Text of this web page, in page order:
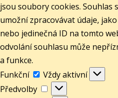
jsou soubory cookies. Souhlas
umožní zpracovávat údaje,
nebo jedinečná ID na tomto
odvolání souhlasu může
a funkce.
Funkční
Funkční
Vždy aktivní
Předvolby
Předvolby